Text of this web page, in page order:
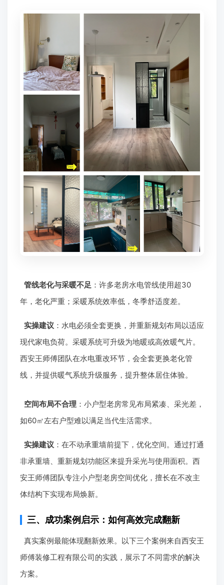
管线老化与采暖不足 ：许多老房水电管线使用超30
年，老化严重；采暖系统效率低，冬季舒适度差。
实操建议 ：水电必须全套更换，并重新规划布局以适应
现代家电负荷。采暖系统可升级为地暖或高效暖气片。
西安王师傅团队在水电重改环节，会全套更换老化管
线，并提供暖气系统升级服务，提升整体居住体验。
空间布局不合理：小户型老房常见布局紧凑、采光差，
如60㎡左右户型难以满足当代生活需求。
实操建议 ：在不动承重墙前提下，优化空间。通过打通
非承重墙、重新规划功能区来提升采光与使用面积。西
安王师傅团队专注小户型老房空间优化，擅长在不改主
体结构下实现布局焕新。
三、成功案例启示：如何高效完成翻新
真实案例最能体现翻新效果。以下三个案例来自西安王
师傅装修工程有限公司的实践，展示了不同需求的解决
方案。